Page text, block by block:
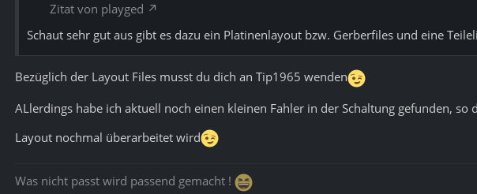
Zitat von playged
Schaut sehr gut aus gibt es dazu ein Platinenlayout bzw. Gerberfiles und eine
Bezüglich der Layout Files musst du dich an Tip1965 wenden
ALlerdings habe ich aktuell noch einen kleinen Fahler in der Schaltung gefunden, so
Layout nochmal überarbeitet wird
Was nicht passt wird passend gemacht !